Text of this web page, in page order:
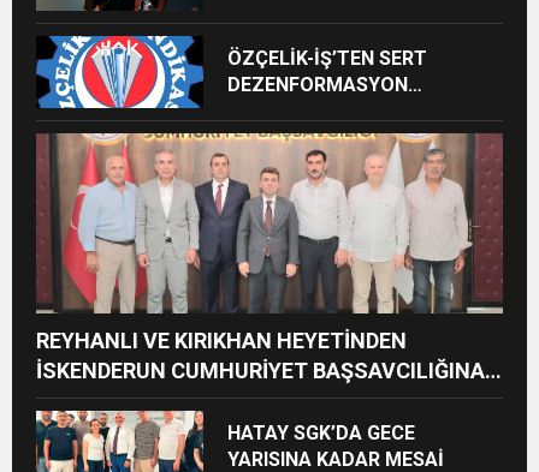
ÖZÇELİK-İŞ’TEN SERT
DEZENFORMASYON
CEZAİ SÜREÇ BAŞLATILDI”
REYHANLI VE KIRIKHAN HEYETİNDEN
İSKENDERUN CUMHURİYET BAŞSAVCILIĞINA
ZİYARET
HATAY SGK’DA GECE
YARISINA KADAR MESAİ